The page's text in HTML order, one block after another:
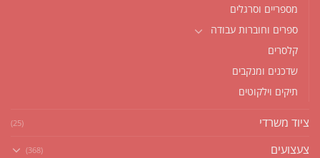
מספריים וסרגלים
ספרים וחוברות עבודה
קלסרים
שדכנים ומנקבים
תיקים וילקוטים
ציוד משרדי (25)
צעצועים (368)